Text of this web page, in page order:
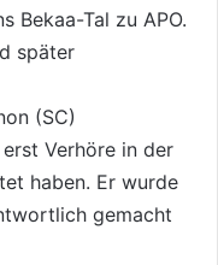
Bekaa-Tal zu APO.
später
(SC)
Verhöre in der
haben. Er wurde
gemacht